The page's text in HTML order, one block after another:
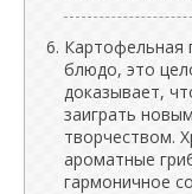
Картофельная
блюдо, это
доказывает,
заиграть
творчеством.
ароматные
гармоничное